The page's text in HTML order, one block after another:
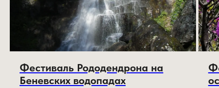
Фестиваль Рододендрона на
Беневских водопадах